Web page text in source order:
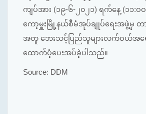
ကျပ်အား (၁၉-၆- ၂၀၂၁) ရက်နေ့ (၁၁:ဝဝ
ကော့မှူးမြို့နယ်စီမံအုပ်ချုပ်ရေးအဖွဲ့မှ တ
အတူ ဘေးသင့်ပြည်သူများလက်ဝယ်အ
ထောက်ပံ့ပေးအပ်ခဲ့ပါသည်။
Source: DDM